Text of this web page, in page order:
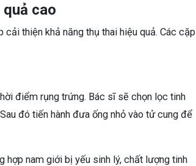
cao
thiện khả năng thụ thai hiệu quả. Các cặp
điểm rụng trứng. Bác sĩ sẽ chọn lọc tinh
đó tiến hành đưa ống nhỏ vào tử cung để
nam giới bị yếu sinh lý, chất lượng tinh